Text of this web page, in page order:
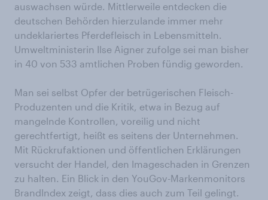
auswachsen würde. Mittlerweile entdecken die
deutschen Behörden hierzulande immer mehr
undeklariertes Pferdefleisch in Lebensmitteln.
Umweltministerin Ilse Aigner zufolge sei man bisher
in 40 von 533 amtlichen Proben fündig geworden.
Man sei selbst Opfer der betrügerischen Fleisch-
Produzenten und die Kritik, etwa in Bezug auf
mangelnde Kontrollen, voreilig und nicht
gerechtfertigt, heißt es seitens der Unternehmen.
Mit Rückrufaktionen und öffentlichen Erklärungen
versucht der Handel, den Imageschaden in Grenzen
zu halten. Ein Blick in den YouGov-Markenmonitors
BrandIndex zeigt, dass dies auch zum Teil gelingt.